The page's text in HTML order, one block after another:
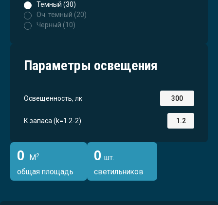
Темный (30)
Оч. темный (20)
Черный (10)
Параметры освещения
Освещенность, лк
К запаса (k=1.2-2)
0 М 2
общая площадь
0 шт.
светильников